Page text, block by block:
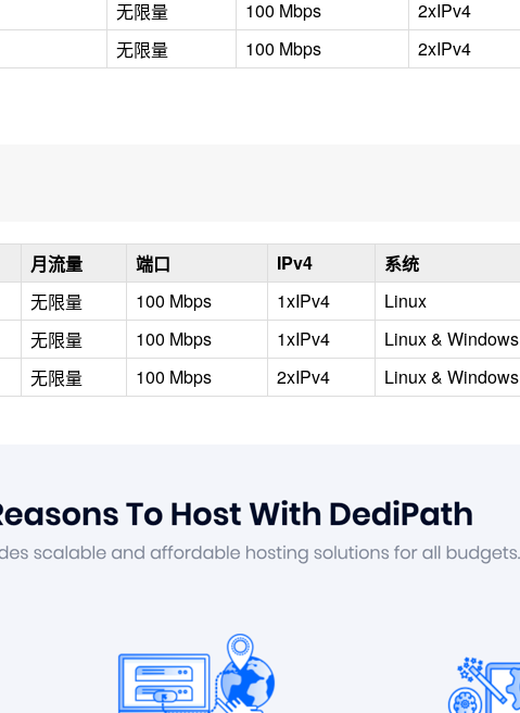
无限量 100 Mbps 2xIPv4
无限量 100 Mbps 2xIPv4
月流量 端口 IPv4 系统
无限量 100 Mbps 1xIPv4 Linux
无限量 100 Mbps 1xIPv4 Linux & Windows
无限量 100 Mbps 2xIPv4 Linux & Windows